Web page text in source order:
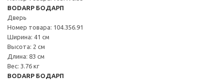
BODARP БОДАРП
Дверь
Номер товара: 104.356.91
Ширина: 41 см
Высота: 2 см
Длина: 83 см
Вес: 3.76 кг
BODARP БОДАРП